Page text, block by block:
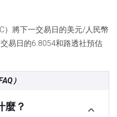
）將下一交易日的美元/人民幣
易日的6.8054和路透社預估
）
麼？